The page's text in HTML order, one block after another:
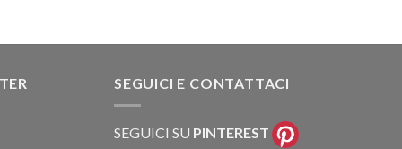
SEGUICI E CONTATTACI
SEGUICI SU PINTEREST